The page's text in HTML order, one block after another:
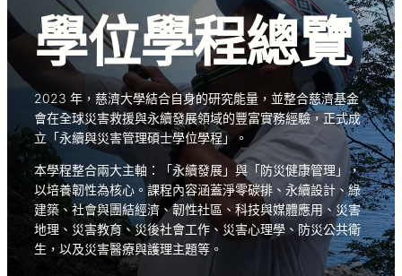
學位學程總覽
2023 年，慈濟大學結合自身的研究能量，並整合慈濟基金
會在全球災害救援與永續發展領域的豐富實務經驗，正式成
立「永續與災害管理碩士學位學程」。
本學程整合兩大主軸：「永續發展」與「防災健康管理」，
以培養韌性為核心。課程內容涵蓋淨零碳排、永續設計、綠
建築、社會與團結經濟、韌性社區、科技與媒體應用、災害
地理、災害教育、災後社會工作、災害心理學、防災公共衛
生，以及災害醫療與護理主題等。